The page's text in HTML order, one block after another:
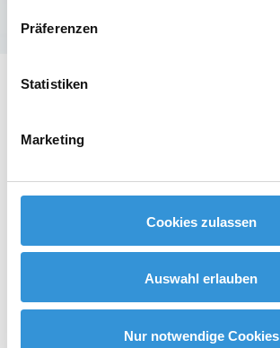
Präferenzen
Statistiken
Marketing
Cookies zulassen
Auswahl erlauben
Nur notwendige Cookies
Fragen und Antworten
FAQ Düsseldorf
01 / 03